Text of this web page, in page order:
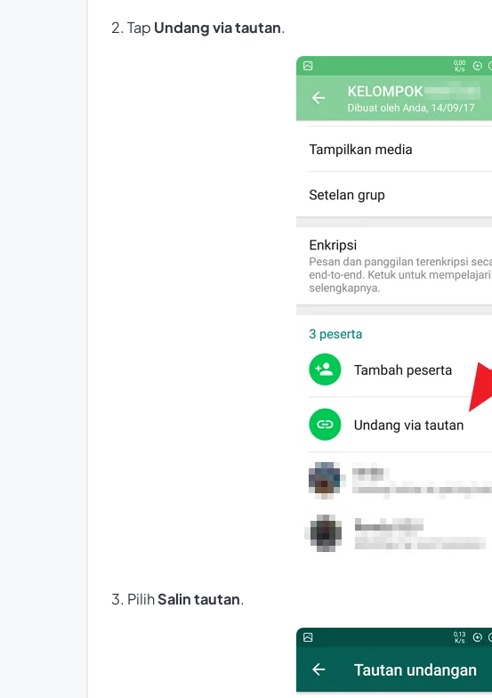
2. Tap Undang via tautan.
3. PilihSalin tautan.